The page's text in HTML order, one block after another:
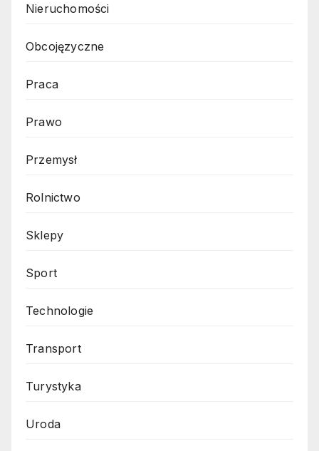
Nieruchomości
Obcojęzyczne
Praca
Prawo
Przemysł
Rolnictwo
Sklepy
Sport
Technologie
Transport
Turystyka
Uroda